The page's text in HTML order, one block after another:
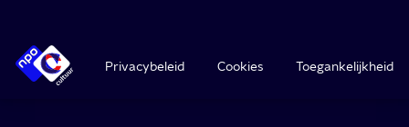
Privacybeleid Cookies Toegankelijkheid